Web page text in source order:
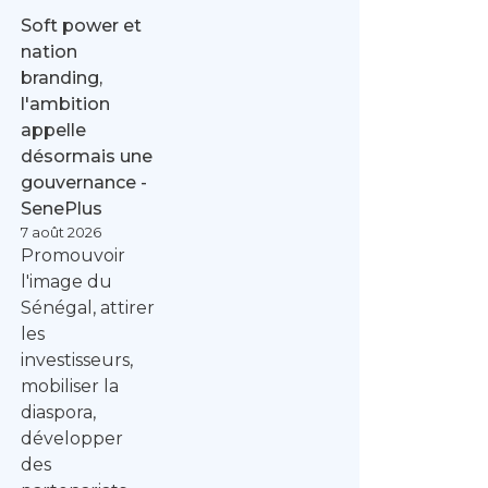
Soft power et
nation
branding,
l'ambition
appelle
désormais une
gouvernance -
SenePlus
7 août 2026
Promouvoir
l'image du
Sénégal, attirer
les
investisseurs,
mobiliser la
diaspora,
développer
des